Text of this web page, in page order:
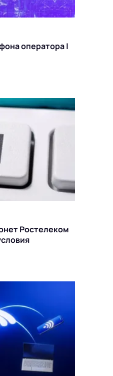
оператора |
Ростелеком